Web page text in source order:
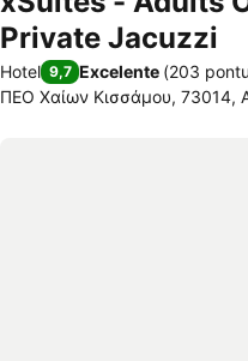
Private Jacuzzi
Hotel 9,7 Excelente (203
ΠΕΟ Χαίων Κισσάμου, 73014,